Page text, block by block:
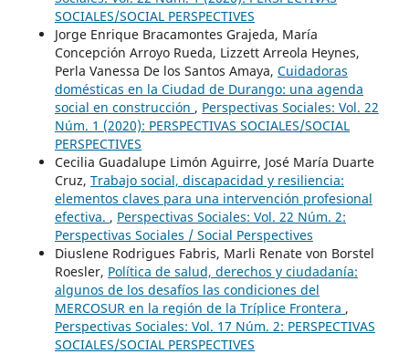
SOCIALES/SOCIAL PERSPECTIVES
Jorge Enrique Bracamontes Grajeda, María
Concepción Arroyo Rueda, Lizzett Arreola Heynes,
Perla Vanessa De los Santos Amaya, Cuidadoras
domésticas en la Ciudad de Durango: una agenda
social en construcción , Perspectivas Sociales: Vol. 22
Núm. 1 (2020): PERSPECTIVAS SOCIALES/SOCIAL
PERSPECTIVES
Cecilia Guadalupe Limón Aguirre, José María Duarte
Cruz, Trabajo social, discapacidad y resiliencia:
elementos claves para una intervención profesional
efectiva. , Perspectivas Sociales: Vol. 22 Núm. 2:
Perspectivas Sociales / Social Perspectives
Diuslene Rodrigues Fabris, Marli Renate von Borstel
Roesler, Política de salud, derechos y ciudadanía:
algunos de los desafíos las condiciones del
MERCOSUR en la región de la Tríplice Frontera ,
Perspectivas Sociales: Vol. 17 Núm. 2: PERSPECTIVAS
SOCIALES/SOCIAL PERSPECTIVES